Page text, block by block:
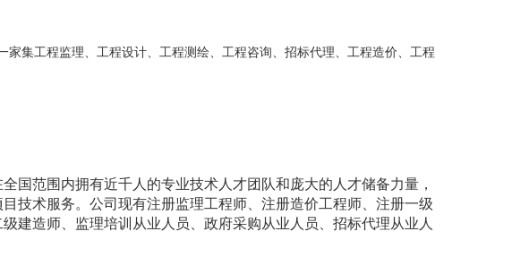
家集工程监理、工程设计、工程测绘、工程咨询、招标代理、工程造价、工程
国范围内拥有近千人的专业技术人才团队和庞大的人才储备力量，
技术服务。公司现有注册监理工程师、注册造价工程师、注册一级
建造师、监理培训从业人员、政府采购从业人员、招标代理从业人